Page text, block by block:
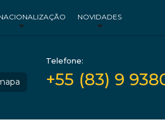
NOVIDADES
Telefone:
+55 (83) 9